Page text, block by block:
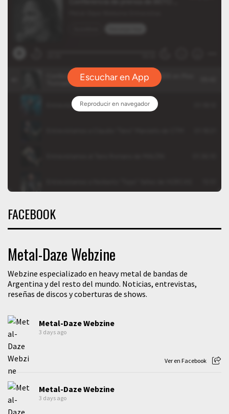
FACEBOOK
Metal-Daze Webzine
Webzine especializado en heavy metal de bandas de
Argentina y del resto del mundo. Noticias, entrevistas,
reseñas de discos y coberturas de shows.
Metal-Daze Webzine
3 days ago
Ver en Facebook
Metal-Daze Webzine
3 days ago